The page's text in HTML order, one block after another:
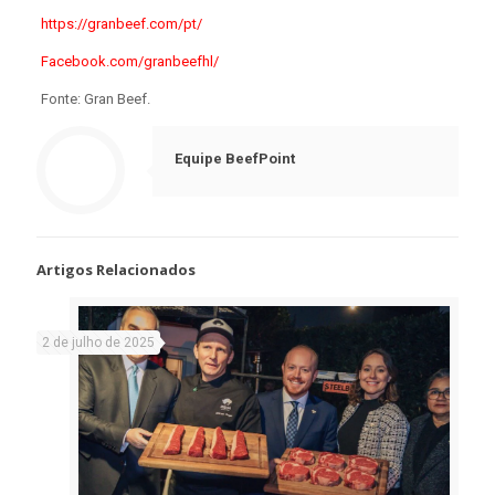
https://granbeef.com/pt/
Facebook.com/granbeefhl/
Fonte: Gran Beef.
Equipe BeefPoint
Artigos Relacionados
2 de julho de 2025